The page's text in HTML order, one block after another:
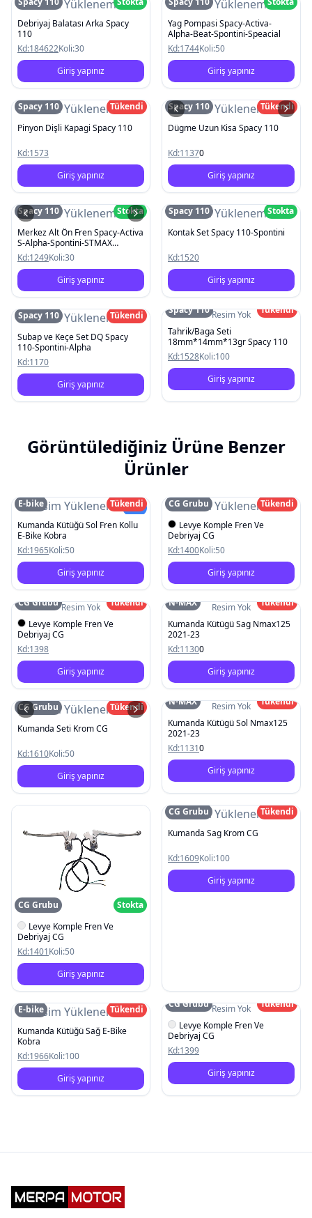
Resim Yüklenemedi
Debriyaj Balatası Arka Spacy
110
Kd:184622Koli:30
Giriş yapınız
Resim Yüklenemedi
Yag Pompasi Spacy-Activa-
Alpha-Beat-Spontini-Speacial
Kd:1744Koli:50
Giriş yapınız
Resim Yüklenemedi
Spacy 110
Tükendi
Pinyon Dişli Kapagi Spacy 110
Kd:1573
Giriş yapınız
Resim Yüklenemedi
Spacy 110
Tükendi
Dügme Uzun Kisa Spacy 110
Kd:11370
Giriş yapınız
Resim Yüklenemedi
Spacy 110
Stokta
Merkez Alt Ön Fren Spacy-Activa
S-Alpha-Spontini-STMAX
Kobra2000
Kd:1249Koli:30
Giriş yapınız
Resim Yüklenemedi
Spacy 110
Stokta
Kontak Set Spacy 110-Spontini
Kd:1520
Giriş yapınız
Resim Yüklenemedi
Spacy 110
Tükendi
Subap ve Keçe Set DQ Spacy
110-Spontini-Alpha
Kd:1170
Giriş yapınız
Resim Yok
Spacy 110
Tükendi
Tahrik/Baga Seti
18mm*14mm*13gr Spacy 110
Kd:1528Koli:100
Giriş yapınız
Görüntülediğiniz Ürüne Benzer
Ürünler
Resim YüklenemediYeni
E-bike
Tükendi
Kumanda Kütüğü Sol Fren Kollu
E-Bike Kobra
Kd:1965Koli:50
Giriş yapınız
Resim Yüklenemedi
CG Grubu
Tükendi
Levye Komple Fren Ve
Debriyaj CG
Kd:1400Koli:50
Giriş yapınız
Resim Yok
CG Grubu
Tükendi
Levye Komple Fren Ve
Debriyaj CG
Kd:1398
Giriş yapınız
Resim Yok
N-MAX
Tükendi
Kumanda Kütügü Sag Nmax125
2021-23
Kd:11300
Giriş yapınız
Resim Yüklenemedi
CG Grubu
Tükendi
Kumanda Seti Krom CG
Kd:1610Koli:50
Giriş yapınız
Resim Yok
N-MAX
Tükendi
Kumanda Kütügü Sol Nmax125
2021-23
Kd:11310
Giriş yapınız
CG Grubu
Stokta
Levye Komple Fren Ve
Debriyaj CG
Kd:1401Koli:50
Giriş yapınız
Resim Yüklenemedi
CG Grubu
Tükendi
Kumanda Sag Krom CG
Kd:1609Koli:100
Giriş yapınız
Resim Yüklenemedi
E-bike
Tükendi
Kumanda Kütüğü Sağ E-Bike
Kobra
Kd:1966Koli:100
Giriş yapınız
Resim Yok
CG Grubu
Tükendi
Levye Komple Fren Ve
Debriyaj CG
Kd:1399
Giriş yapınız